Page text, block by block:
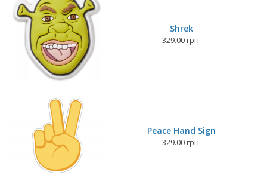
Shrek
329.00 грн.
Peace Hand Sign
329.00 грн.